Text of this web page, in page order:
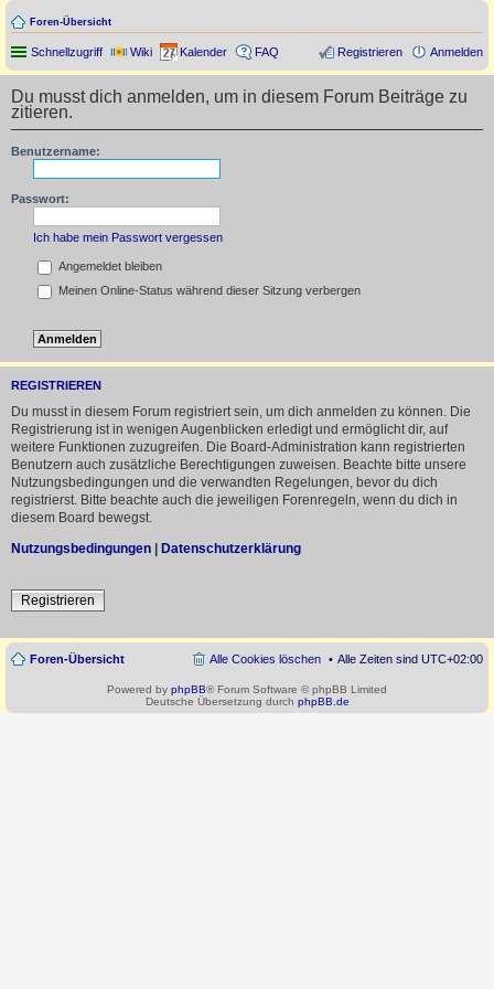
Foren-Übersicht
Schnellzugriff Wiki Kalender FAQ Anmelden
Registrieren
Du musst dich anmelden, um in diesem Forum Beiträge zu
zitieren.
Benutzername:
Passwort:
Ich habe mein Passwort vergessen
Angemeldet bleiben
Meinen Online-Status während dieser Sitzung verbergen
REGISTRIEREN
Du musst in diesem Forum registriert sein, um dich anmelden zu können. Die
Registrierung ist in wenigen Augenblicken erledigt und ermöglicht dir, auf
weitere Funktionen zuzugreifen. Die Board-Administration kann registrierten
Benutzern auch zusätzliche Berechtigungen zuweisen. Beachte bitte unsere
Nutzungsbedingungen und die verwandten Regelungen, bevor du dich
registrierst. Bitte beachte auch die jeweiligen Forenregeln, wenn du dich in
diesem Board bewegst.
Nutzungsbedingungen | Datenschutzerklärung
Registrieren
Foren-Übersicht Alle Zeiten sind UTC+02:00
Alle Cookies löschen
Powered by phpBB® Forum Software © phpBB Limited
Deutsche Übersetzung durch phpBB.de